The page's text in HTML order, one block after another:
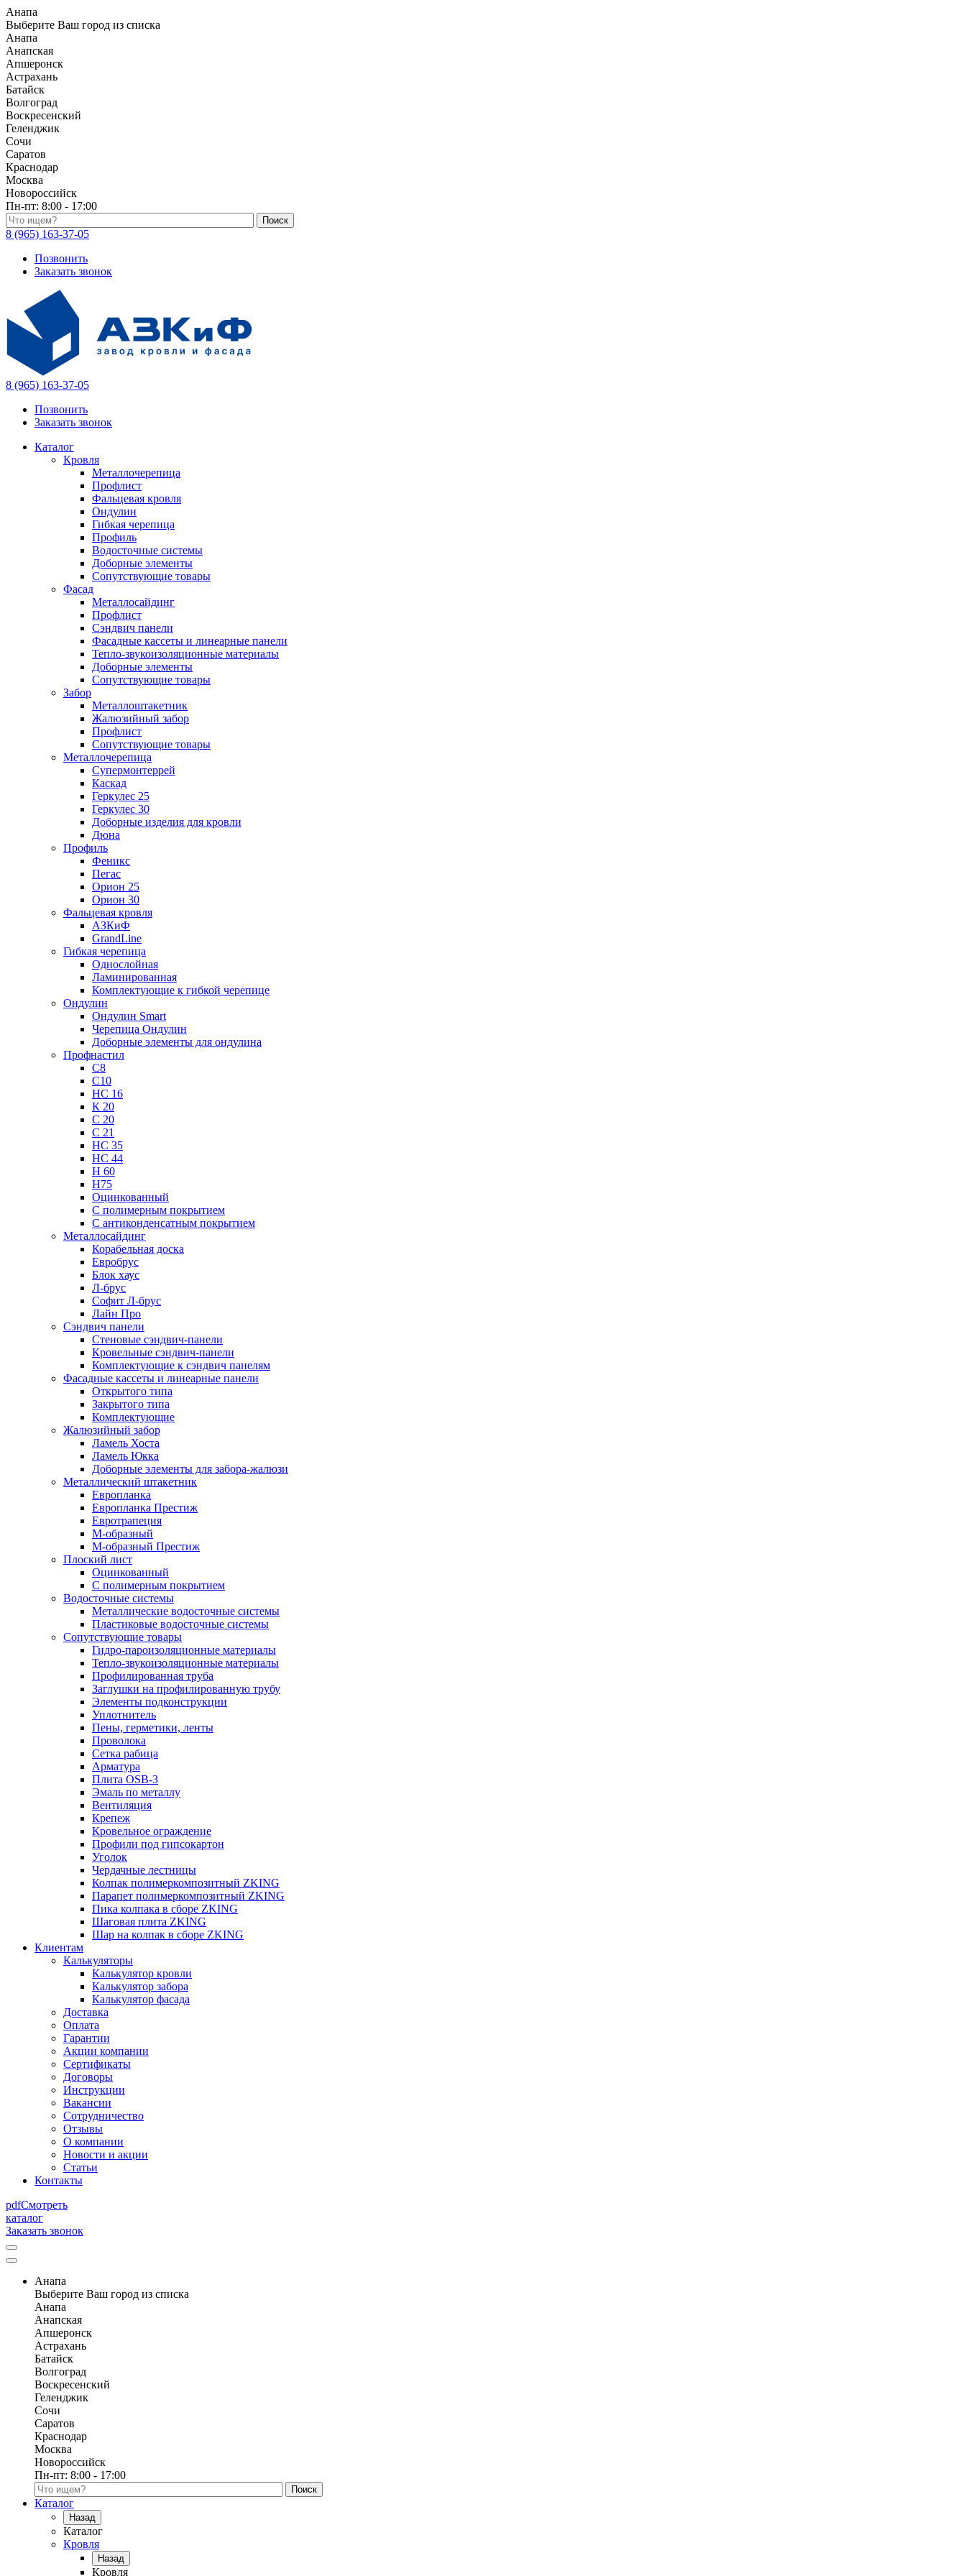
Анапа
Выберите Ваш город из списка
Анапа
Анапская
Апшеронск
Астрахань
Батайск
Волгоград
Воскресенский
Геленджик
Сочи
Саратов
Краснодар
Москва
Новороссийск
Пн-пт: 8:00 - 17:00
Поиск по каталогу
8 (965) 163-37-05
Позвонить
Заказать звонок
8 (965) 163-37-05
Позвонить
Заказать звонок
Каталог
Кровля
Металлочерепица
Профлист
Фальцевая кровля
Ондулин
Гибкая черепица
Профиль
Водосточные системы
Доборные элементы
Сопутствующие товары
Фасад
Металлосайдинг
Профлист
Сэндвич панели
Фасадные кассеты и линеарные панели
Тепло-звукоизоляционные материалы
Доборные элементы
Сопутствующие товары
Забор
Металлоштакетник
Жалюзийный забор
Профлист
Сопутствующие товары
Металлочерепица
Супермонтеррей
Каскад
Геркулес 25
Геркулес 30
Доборные изделия для кровли
Дюна
Профиль
Феникс
Пегас
Орион 25
Орион 30
Фальцевая кровля
АЗКиФ
GrandLine
Гибкая черепица
Однослойная
Ламинированная
Комплектующие к гибкой черепице
Ондулин
Ондулин Smart
Черепица Ондулин
Доборные элементы для ондулина
Профнастил
С8
С10
НС 16
К 20
С 20
С 21
НС 35
НС 44
Н 60
Н75
Оцинкованный
С полимерным покрытием
С антиконденсатным покрытием
Металлосайдинг
Корабельная доска
Евробрус
Блок хаус
Л-брус
Софит Л-брус
Лайн Про
Сэндвич панели
Стеновые сэндвич-панели
Кровельные сэндвич-панели
Комплектующие к сэндвич панелям
Фасадные кассеты и линеарные панели
Открытого типа
Закрытого типа
Комплектующие
Жалюзийный забор
Ламель Хоста
Ламель Юкка
Доборные элементы для забора-жалюзи
Металлический штакетник
Европланка
Европланка Престиж
Евротрапеция
М-образный
М-образный Престиж
Плоский лист
Оцинкованный
С полимерным покрытием
Водосточные системы
Металлические водосточные системы
Пластиковые водосточные системы
Сопутствующие товары
Гидро-пароизоляционные материалы
Тепло-звукоизоляционные материалы
Профилированная труба
Заглушки на профилированную трубу
Элементы подконструкции
Уплотнитель
Пены, герметики, ленты
Проволока
Сетка рабица
Арматура
Плита OSB-3
Эмаль по металлу
Вентиляция
Крепеж
Кровельное ограждение
Профили под гипсокартон
Уголок
Чердачные лестницы
Колпак полимеркомпозитный ZKING
Парапет полимеркомпозитный ZKING
Пика колпака в сборе ZKING
Шаговая плита ZKING
Шар на колпак в сборе ZKING
Клиентам
Калькуляторы
Калькулятор кровли
Калькулятор забора
Калькулятор фасада
Доставка
Оплата
Гарантии
Акции компании
Сертификаты
Договоры
Инструкции
Вакансии
Сотрудничество
Отзывы
О компании
Новости и акции
Статьи
Контакты
pdfСмотреть
каталог
Заказать звонок
Анапа
Выберите Ваш город из списка
Анапа
Анапская
Апшеронск
Астрахань
Батайск
Волгоград
Воскресенский
Геленджик
Сочи
Саратов
Краснодар
Москва
Новороссийск
Пн-пт: 8:00 - 17:00
Поиск по каталогу
Каталог
Назад
Каталог
Кровля
Назад
Кровля